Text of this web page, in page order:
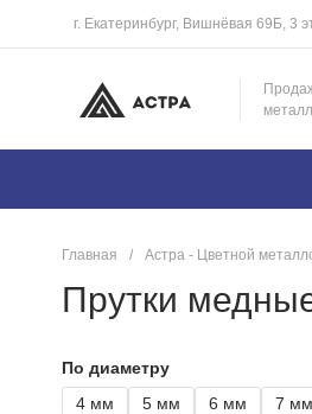
г. Екатеринбург, Вишнёвая 69Б, 3
Главная / Астра - Цветной
Прутки
По диаметру
4 мм
5 мм 6 мм 7 мм